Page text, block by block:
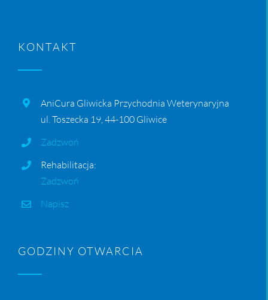
KONTAKT
AniCura Gliwicka Przychodnia Weterynaryjna
ul. Toszecka 19, 44-100 Gliwice
Zadzwoń
Rehabilitacja:
Zadzwoń
Napisz
GODZINY OTWARCIA